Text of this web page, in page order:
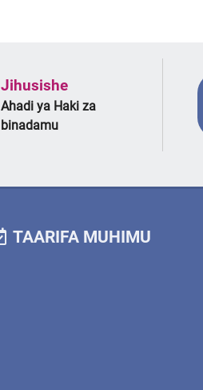
Jihusishe
Ahadi ya Haki za
binadamu
TAARIFA MUHIMU